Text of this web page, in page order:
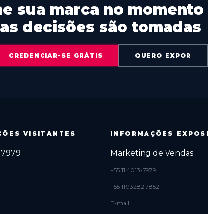
sua marca no momento
as decisões são tomadas
CREDENCIAR-SE GRÁTIS QUERO EXPOR
VISITANTES
7979
INFORMAÇÕES
Marketing de Vendas
+55 11 4013-7979
+55 11 93282 7852
E-mail